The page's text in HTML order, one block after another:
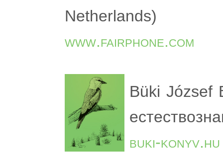
Netherlands)
www.fairphone.com
Büki József
buki-konyv.hu